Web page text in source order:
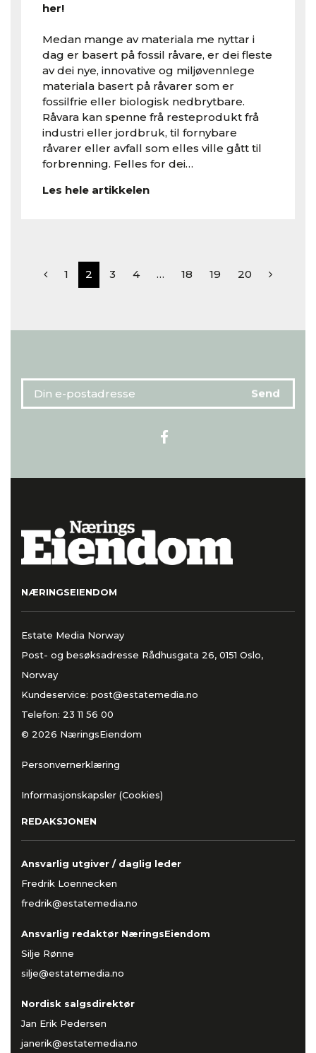
her!
Medan mange av materiala me nyttar i
dag er basert på fossil råvare, er dei fleste
av dei nye, innovative og miljøvennlege
materiala basert på råvarer som er
fossilfrie eller biologisk nedbrytbare.
Råvara kan spenne frå resteprodukt frå
industri eller jordbruk, til fornybare
råvarer eller avfall som elles ville gått til
forbrenning. Felles for dei…
Les hele artikkelen
1 2 3 4 … 18 19 20
NÆRINGSEIENDOM
Estate Media Norway
Post- og besøksadresse Rådhusgata 26, 0151 Oslo,
Norway
Kundeservice: post@estatemedia.no
Telefon: 23 11 56 00
© 2026 NæringsEiendom
Personvernerklæring
Informasjonskapsler (Cookies)
REDAKSJONEN
Ansvarlig utgiver / daglig leder
Fredrik Loennecken
fredrik@estatemedia.no
Ansvarlig redaktør NæringsEiendom
Silje Rønne
silje@estatemedia.no
Nordisk salgsdirektør
Jan Erik Pedersen
janerik@estatemedia.no